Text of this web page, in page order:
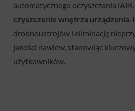
automatycznego oczyszczania
czyszczenie wnętrza urządzenia.
drobnoustrojów i eliminację
jakości nawiew, stanowiąc
użytkowników.